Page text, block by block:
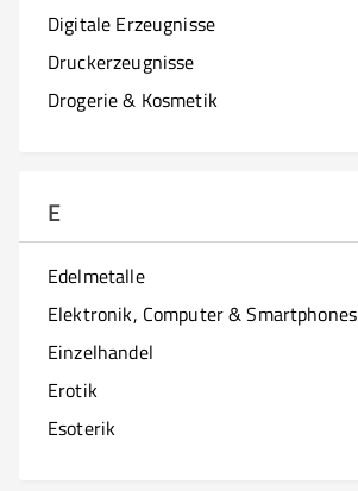
Digitale Erzeugnisse
Druckerzeugnisse
Drogerie & Kosmetik
E
Edelmetalle
Elektronik, Computer & Smartphones
Einzelhandel
Erotik
Esoterik